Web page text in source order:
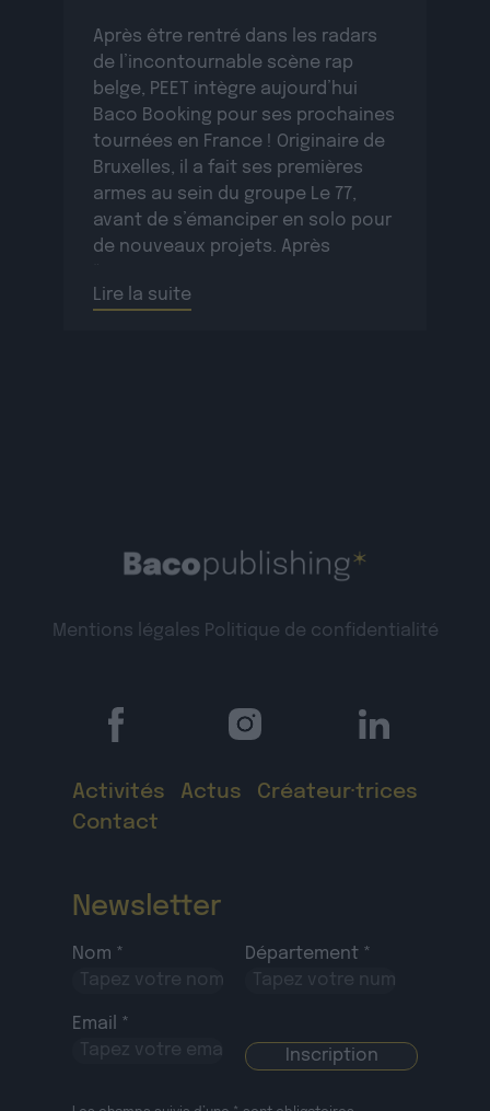
Après être rentré dans les radars
de l’incontournable scène rap
belge, PEET intègre aujourd’hui
Baco Booking pour ses prochaines
tournées en France ! Originaire de
Bruxelles, il a fait ses premières
armes au sein du groupe Le 77,
avant de s’émanciper en solo pour
de nouveaux projets. Après
force […]
Lire la suite
Mentions légales Politique de confidentialité
Activités Actus
Créateur·trices
Contact
Newsletter
Nom * Département *
Email *